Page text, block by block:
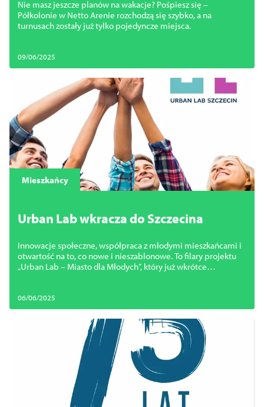
Nie masz jeszcze planów na wakacje? Pośpiesz się –
Półkolonie w Netto Arenie rozchodzą się szybko, a na
turnusach zostały już tylko pojedyncze miejsca.
09/06/2025
Mieszkańcy
Urban Lab wkracza do Szczecina
Innowacje społeczne, współpraca z młodymi mieszkańcami i
otwartość na to, co nowe i nieszablonowe. To filary projektu
„Urban Lab – Miasto dla Młodych”, który już wkrótce
06/06/2025